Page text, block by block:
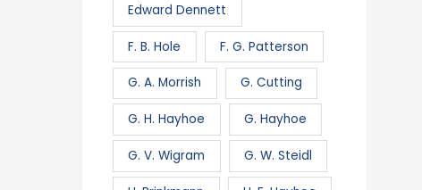
Edward Dennett
F. B. Hole F. G. Patterson
G. A. Morrish G. Cutting
G. H. Hayhoe G. Hayhoe
G. V. Wigram G. W. Steidl